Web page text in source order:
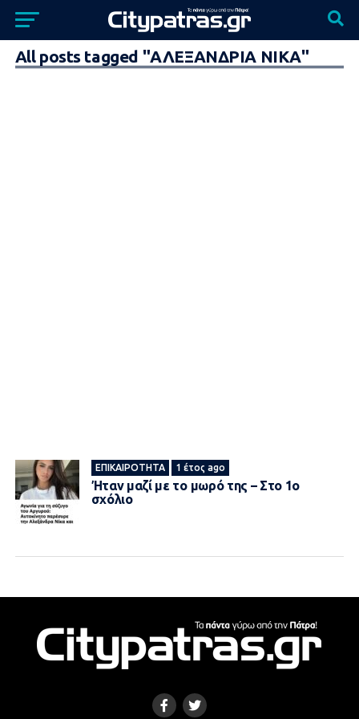
All posts tagged "ΑΛΕΞΑΝΔΡΙΑ ΝΙΚΑ"
ΕΠΙΚΑΙΡΌΤΗΤΑ 1 έτος ago
Ήταν μαζί με το μωρό της – Στο 1ο
σχόλιο